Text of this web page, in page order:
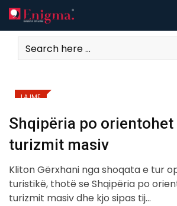
Skip
to
content
LAJME
Shqipëria po
turizmit masiv
Kliton Gërxhani nga shoqata e tur
turistikë, thotë se Shqipëria po
turizmit masiv dhe kjo sipas tij…